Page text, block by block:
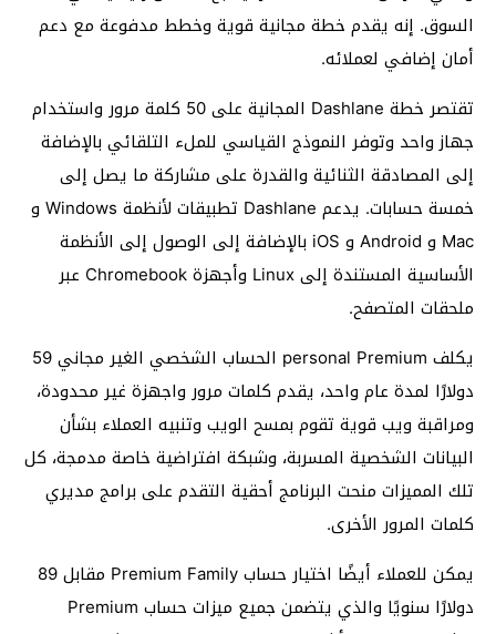
السوق. إنه يقدم خطة مجانية قوية وخطط مدفوعة مع دعم
أمان إضافي لعملائه.
تقتصر خطة Dashlane المجانية على 50 كلمة مرور واستخدام
جهاز واحد وتوفر النموذج القياسي للملء التلقائي بالإضافة
إلى المصادقة الثنائية والقدرة على مشاركة ما يصل إلى
خمسة حسابات. يدعم Dashlane تطبيقات لأنظمة Windows و
Mac و Android و iOS بالإضافة إلى الوصول إلى الأنظمة
الأساسية المستندة إلى Linux وأجهزة Chromebook عبر
ملحقات المتصفح.
يكلف personal Premium الحساب الشخصي الغير مجاني 59
دولارًا لمدة عام واحد، يقدم كلمات مرور واجهزة غير محدودة،
ومراقبة ويب قوية تقوم بمسح الويب وتنبيه العملاء بشأن
البيانات الشخصية المسربة، وشبكة افتراضية خاصة مدمجة، كل
تلك المميزات منحت البرنامج أحقية التقدم على برامج مديري
كلمات المرور الأخرى.
يمكن للعملاء أيضًا اختيار حساب Premium Family مقابل 89
دولارًا سنويًا والذي يتضمن جميع ميزات حساب Premium